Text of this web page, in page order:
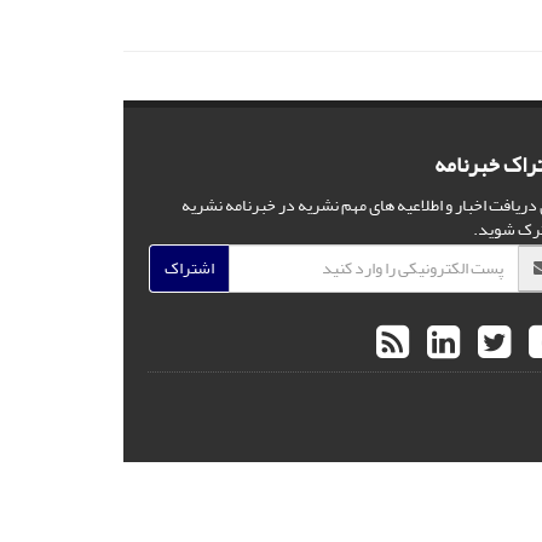
خبرنامه
دریافت اخبار و اطلاعیه های مهم نشریه در خبرنامه نشریه
شوید.
اشتراک